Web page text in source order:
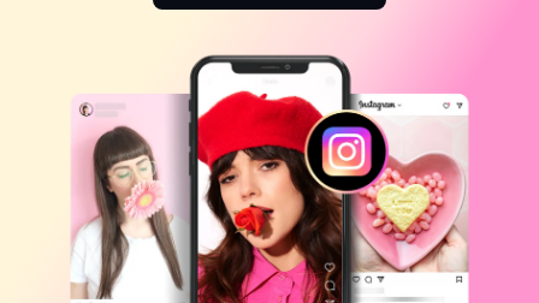
Gemini Omni
ข้อความและเสียง
คำบรรยายอัตโนมัติ
แม่แบบคำบรรยาย
การตลาด
ไลฟ์สไตล์และวล็อก
ดีไซน์แบบปรับแต่งเอง
อื่นๆ
แม่แบบธุรกิจ
แม่แบบอุตสาหกรรม
แม่แบบรีแคป
ความช่วยเหลือ
ศูนย์ความเชื่อถือ
ศูนย์ช่วยเหลือ
ห้องข่าว